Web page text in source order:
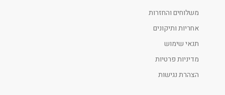
משלוחים והחזרות
אחריות ותיקונים
תנאי שימוש
מדיניות פרטיות
הצהרת נגישות